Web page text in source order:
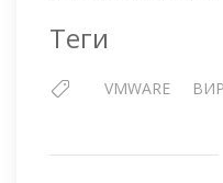
Теги
VMWARE